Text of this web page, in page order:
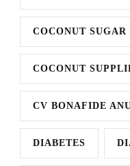
COCONUT SUGAR
COCONUT
CV BONAFIDE
DIABETES